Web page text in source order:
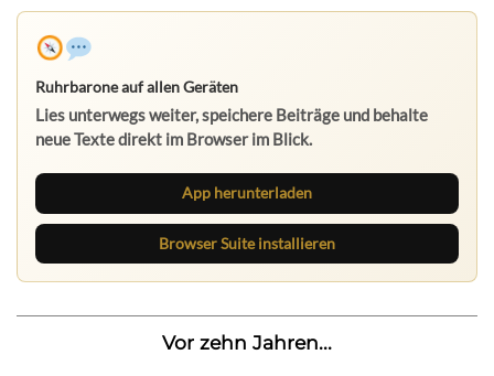
Ruhrbarone auf allen Geräten
Lies unterwegs weiter, speichere Beiträge und behalte
neue Texte direkt im Browser im Blick.
App herunterladen
Browser Suite installieren
Vor zehn Jahren...